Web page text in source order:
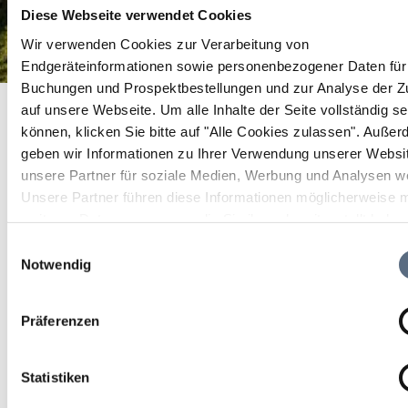
Diese Webseite verwendet Cookies
Wir verwenden Cookies zur Verarbeitung von
Endgeräteinformationen sowie personenbezogener Daten
Buchungen und Prospektbestellungen und zur Analyse der
auf unsere Webseite. Um alle Inhalte der Seite vollständig
können, klicken Sie bitte auf "Alle Cookies zulassen".
geben wir Informationen zu Ihrer Verwendung unserer
unsere Partner für soziale Medien, Werbung und Analysen
Unsere Partner führen diese Informationen möglicherweise
Notwendig
Präferenzen
Statistiken
Vinyasa Flow - Salon de Shakti im Cohaus
Startseite Vinyasa Flow - Salon de Shakti im Cohaus
Vinyasa Flow - Salon de
Shakti im Cohaus
Gesundheit/Wellness